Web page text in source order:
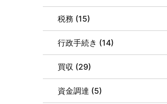
税務 (15)
行政手続き (14)
買収 (29)
資金調達 (5)